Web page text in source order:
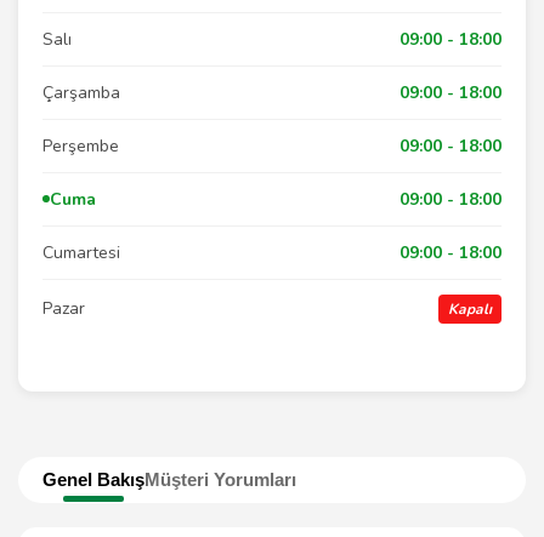
Genel BakışMüşteri Yorumları
Salı 09:00 - 18:00
Çarşamba 09:00 - 18:00
Perşembe 09:00 - 18:00
Cuma 09:00 - 18:00
Cumartesi 09:00 - 18:00
Pazar Kapalı